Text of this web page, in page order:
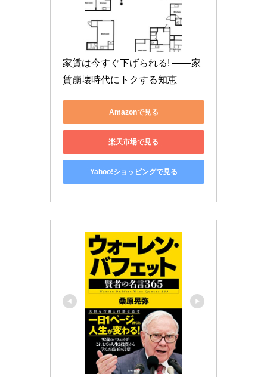
家賃は今すぐ下げられる! ――家
賃崩壊時代にトクする知恵
Amazonで見る
楽天市場で見る
Yahoo!ショッピングで見る